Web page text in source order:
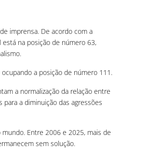
imprensa. De acordo com a
na posição de número 63,
a posição de número 111.
a normalização da relação entre
a diminuição das agressões
Entre 2006 e 2025, mais de
sem solução.